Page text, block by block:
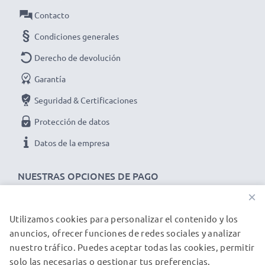
✔ Ideal para las actualizaciones de software y
➢ El cable USB es compatible con versiones USB
anteriores
Cable Mini USB de carga y de datos para
dispositivos DellMini 3 USB:
Marca:
Tipo:Data & Charging cable / Interface cable
Material del Cable: PVC
Conector 1 : Mini USB
Velocidad de datos (max) : 480 MBit/s - USB 2.0
Corriente de carga: 1A
1m
NUESTRAS OPCIONES DE PAGO
Contacto
Condiciones generales
Derecho de devolución
Garantía
Seguridad & Certificaciones
Protección de datos
Datos de la empresa
NUESTROS PARTNERS DE ENVÍO
×
Utilizamos cookies para personalizar el contenido y los
anuncios, ofrecer funciones de redes sociales y analizar
nuestro tráfico. Puedes aceptar todas las cookies, permitir
solo las necesarias o gestionar tus preferencias.